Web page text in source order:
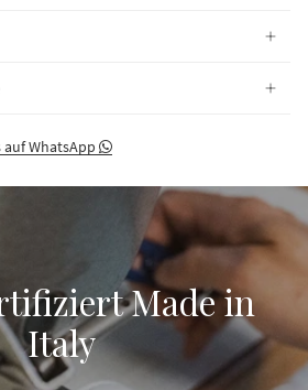
WhatsApp
Made in
Italy